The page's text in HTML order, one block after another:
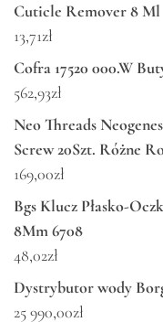
Cuticle Remover 8 Ml
13,71zł
Cofra 17520 000.W
562,93zł
Neo Threads
Screw 20Szt. Różne
169,00zł
Bgs Klucz Płasko-
8Mm 6708
48,02zł
Dystrybutor wody
25 990,00zł